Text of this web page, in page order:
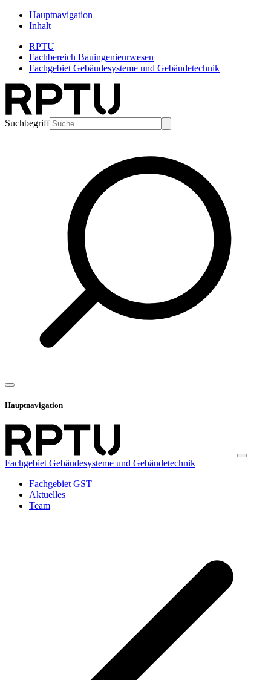
Hauptnavigation
Inhalt
RPTU
Fachbereich Bauingenieurwesen
Fachgebiet Gebäudesysteme und Gebäudetechnik
Suchbegriff
Hauptnavigation
Fachgebiet Gebäudesysteme und Gebäudetechnik
Fachgebiet GST
Aktuelles
Team